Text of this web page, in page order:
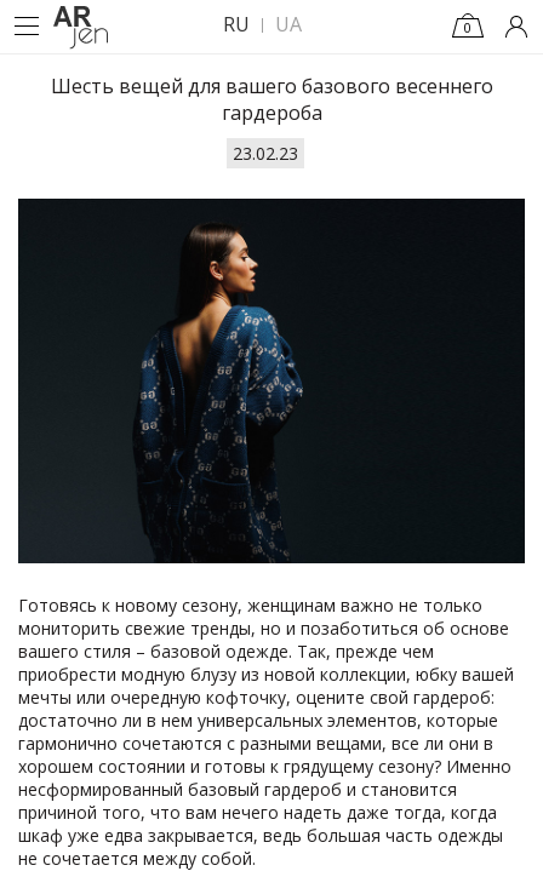
RU UA 0
Шесть вещей для вашего базового весеннего
гардероба
23.02.23
Готовясь к новому сезону, женщинам важно не только
мониторить свежие тренды, но и позаботиться об основе
вашего стиля – базовой одежде. Так, прежде чем
приобрести модную блузу из новой коллекции, юбку вашей
мечты или очередную кофточку, оцените свой гардероб:
достаточно ли в нем универсальных элементов, которые
гармонично сочетаются с разными вещами, все ли они в
хорошем состоянии и готовы к грядущему сезону? Именно
несформированный базовый гардероб и становится
причиной того, что вам нечего надеть даже тогда, когда
шкаф уже едва закрывается, ведь большая часть одежды
не сочетается между собой.